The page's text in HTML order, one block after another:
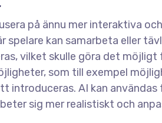
på ännu mer interaktiva
spelare kan samarbeta eller
vilket skulle göra det möjligt
som till exempel
introduceras. AI kan
sig mer realistiskt och